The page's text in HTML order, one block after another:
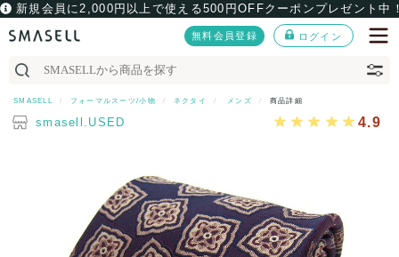
新規会員に2,000円以上で使える500円OFFクーポンプレゼント中
無料会員登録 ログイン
SMASELL フォーマルスーツ/小物 ネクタイ メンズ 商品詳細
smasell.USED 4.9